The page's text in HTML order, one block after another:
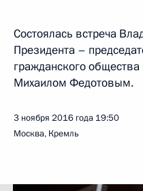
Состоялась встреча
Президента –
гражданского
Михаилом Федотовым.
3 ноября 2016 года 19:50
Москва, Кремль